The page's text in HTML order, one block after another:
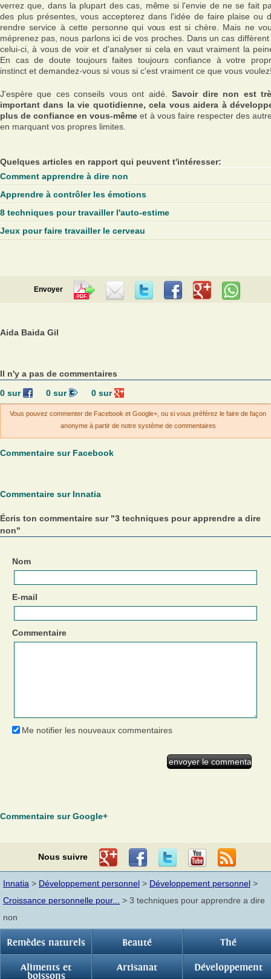
verrez que, dans la plupart des cas, même si l'envie de ne se fait
des plus présentes, vous accepterez dans l'idée de faire plaise ou
rendre service à cette personne qui vous est si chère. Mais ne
méprenez pas, nous parlons ici de vos proches. Dans un cas diffèrent
celui-ci, à vous de voir et d'analyser si cela en vaut vraiment la
En cas de doute toujours faites toujours confiance à votre
instinct et demandez-vous si vous si c'est vraiment ce que vous
J'espère que ces conseils vous ont aidé.Savoir dire non est
important dans la vie quotidienne, cela vous aidera à
plus de confiance en vous-même et à vous faire respecter des
en marquant vos propres limites.
Quelques articles en rapport qui peuvent t'intéresser:
Comment apprendre à dire non
Apprendre à contrôler les émotions
8 techniques pour travailler l'auto-estime
Jeux pour faire travailler le cerveau
Envoyer
Aida Baida Gil
Il n'y a pas de commentaires
0sur 0sur 0 sur
Vous pouvez commenter de Facebook et Google+, ou si vous préférez le faire de façon
anonyme à partir de notre système de commentaires
Commentaire sur Facebook
Commentaire sur Innatia
Écris ton commentaire sur "3 techniques pour apprendre a dire
non"
Nom
E-mail
Commentaire
Me notifier les nouveaux commentaires
Commentaire sur Google+
Nous suivre
Innatia > Développement personnel > Développement personnel >
Croissance personnelle pour...
> 3 techniques pour apprendre a dire
non
Remèdes naturels Beauté Thé
Aliments et
boissons
Artisanat Développement